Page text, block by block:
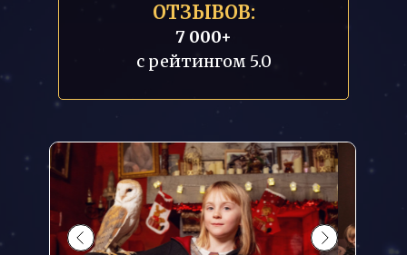
ОТЗЫВОВ:
7 000+
с рейтингом 5.0